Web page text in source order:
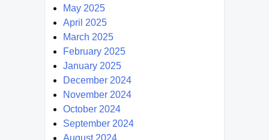
May 2025
April 2025
March 2025
February 2025
January 2025
December 2024
November 2024
October 2024
September 2024